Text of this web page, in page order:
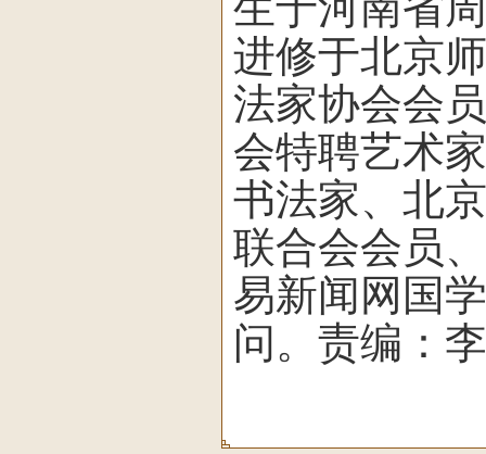
进修于北京
法家协会会
会特聘艺术
书法家、北
联合会会员
易新闻网国
问。责编：